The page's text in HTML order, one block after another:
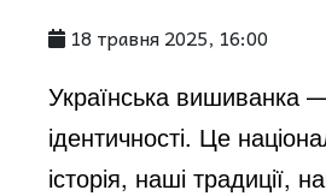
18 травня 2025, 16:00
Українська вишиванка —
ідентичності. Це
історія, наші традиції,